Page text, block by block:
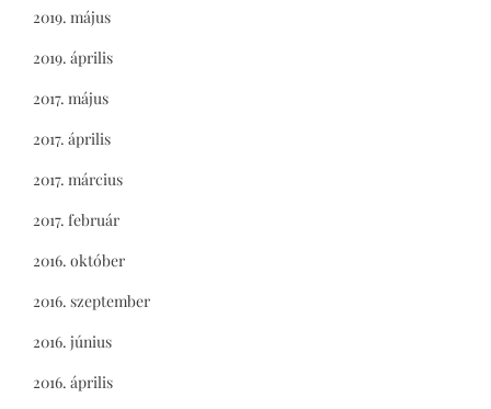
2019. május
2019. április
2017. május
2017. április
2017. március
2017. február
2016. október
2016. szeptember
2016. június
2016. április